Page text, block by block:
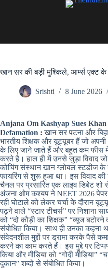
खान सर की बड़ी मुश्किले, आर्म्स एक्ट के
Srishti 8 June 2026
Anjana Om Kashyap Sues
Defamation : खान सर पटना और
भारतीय शिक्षक और यूट्यूबर हैं जो
के लिए जाने जाते हैं और बहुत कम फीस में
करते है। हाल ही में उनसे जुड़ा विवाद
कोचिंग संस्थान खान ग्लोबल स्टडीज के
फायरिंग से शुरू हुआ था। इस विवाद
चैनल पर प्रसारित एक लाइव डिबेट शो
अंजना ओम कश्यप ने NEET 2026 पेपर
रही घोटाले को लेकर चर्चा के दौरान
पढ़ने वाले “स्टार टीचर्स” पर निशाना
को “दो कौड़ी का शिक्षक” “व्यूज बटोरने
संबोधित किया। साथ ही उनका कहना
संवेदनशील मुद्दों पर ड्रामा करके पैसे
करने का काम करते हैं। इस मुद्दे पर
किया और मीडिया को “गोदी
दुकान” शब्दों से संबोधित किया।